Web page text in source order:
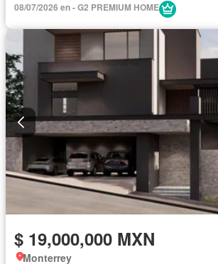
08/07/2026 en - G2 PREMIUM HOME
$ 19,000,000 MXN
Monterrey